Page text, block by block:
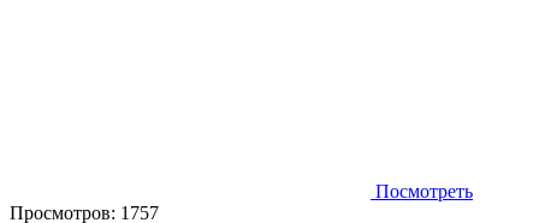
Посмотреть
Просмотров: 1757